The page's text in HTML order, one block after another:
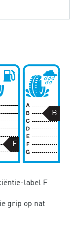
F
B
label F
grip op nat